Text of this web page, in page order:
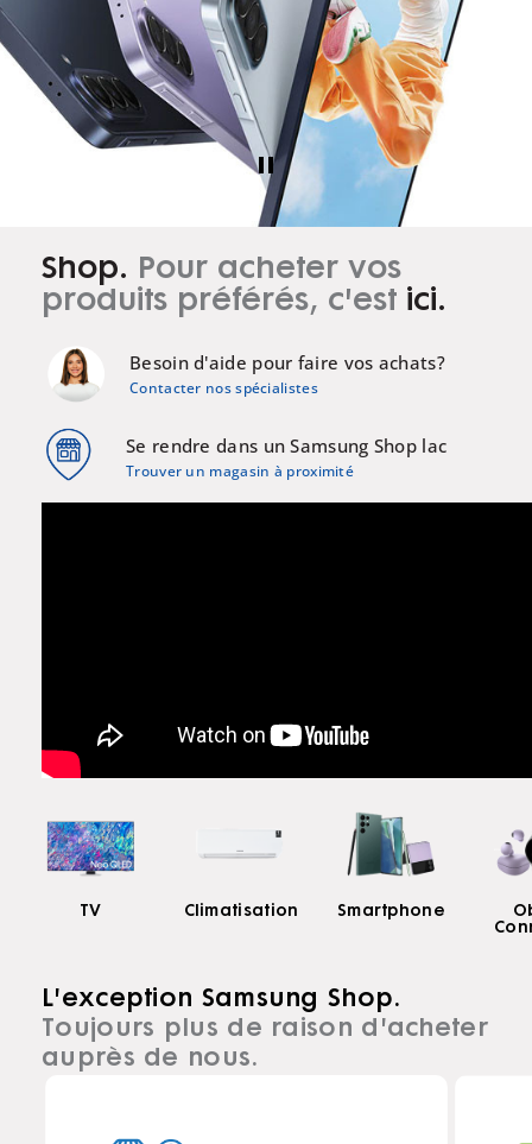
pause
Shop. Pour acheter vos
produits préférés, c'est ici.
Besoin d'aide pour faire vos achats?
Contacter nos spécialistes
Se rendre dans un Samsung Shop lac
Trouver un magasin à proximité
TV Climatisation Smartphone
L'exception Samsung Shop.
Toujours plus de raison d'acheter
auprès de nous.